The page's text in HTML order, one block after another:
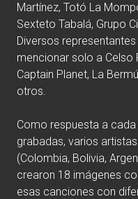
Martínez, Totó La
Sexteto Tabalá, Grupo
Diversos
mencionar solo a Celso
Captain Planet, La
otros.
Como respuesta a
grabadas, varios
(Colombia, Bolivia,
crearon 18 imágenes
esas canciones con